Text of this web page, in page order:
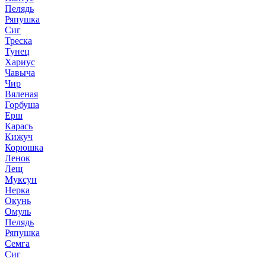
Пелядь
Ряпушка
Сиг
Треска
Тунец
Хариус
Чавыча
Чир
Вяленая
Горбуша
Ерш
Карась
Кижуч
Корюшка
Ленок
Лещ
Муксун
Нерка
Окунь
Омуль
Пелядь
Ряпушка
Семга
Сиг